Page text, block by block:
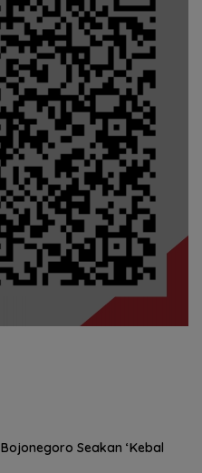
Seakan ‘Kebal